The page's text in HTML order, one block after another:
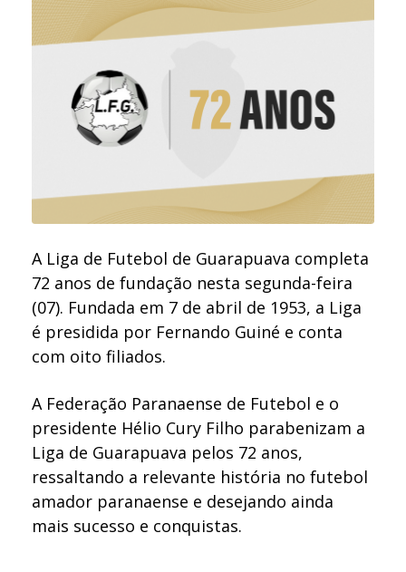
A Liga de Futebol de Guarapuava completa
72 anos de fundação nesta segunda-feira
(07). Fundada em 7 de abril de 1953, a Liga
é presidida por Fernando Guiné e conta
com oito filiados.
A Federação Paranaense de Futebol e o
presidente Hélio Cury Filho parabenizam a
Liga de Guarapuava pelos 72 anos,
ressaltando a relevante história no futebol
amador paranaense e desejando ainda
mais sucesso e conquistas.